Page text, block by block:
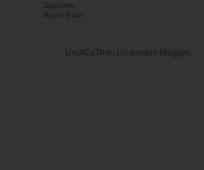
Spartans
Acum 9 ani
UnulCaTine. Un produs Blogger.